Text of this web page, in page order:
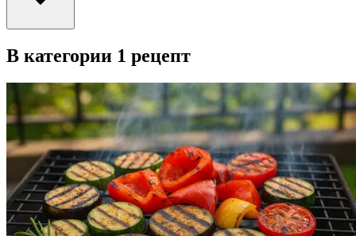
В категории 1 рецепт